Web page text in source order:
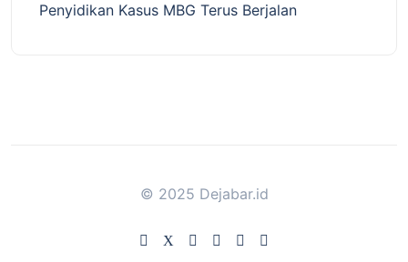
Penyidikan Kasus MBG Terus Berjalan
© 2025 Dejabar.id